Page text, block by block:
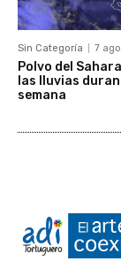
Sin Categoría 7
Polvo del
las lluvias
semana